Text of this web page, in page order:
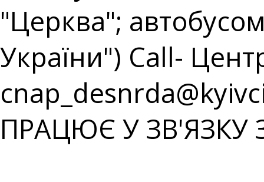
"Церква";
України") Call-
ПРАЦЮЄ У